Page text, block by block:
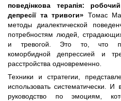
поведінкова терапія:
депресії та тривоги» Томас
методы диалектической
потребностям людей,
и тревогой. Это то, что
коморбидной депрессией и
расстройства одновременно.
Техники и стратегии,
использовать систематически. И
руководство по эмоциям,